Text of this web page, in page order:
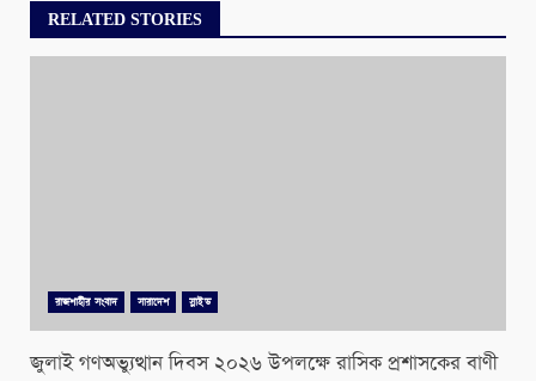
RELATED STORIES
রাজশাহীর সংবাদ সারাদেশ স্লাইড
জুলাই গণঅভ্যুত্থান দিবস ২০২৬ উপলক্ষে রাসিক প্রশাসকের বাণী